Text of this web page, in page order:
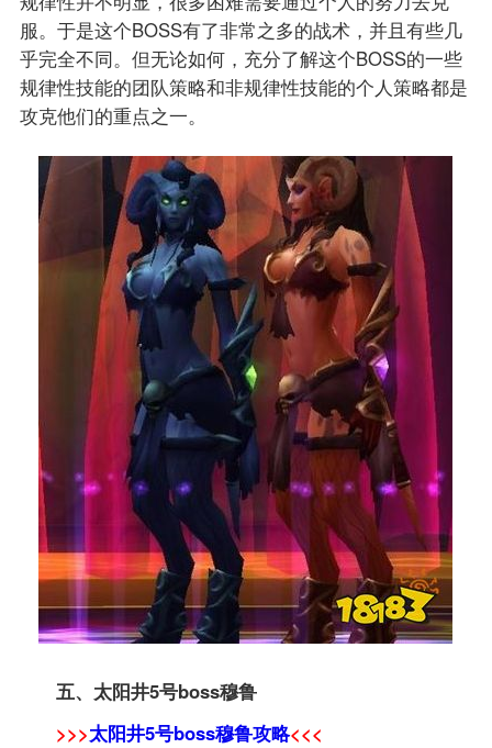
服。于是这个BOSS有了非常之多的战术，并且有些几
乎完全不同。但无论如何，充分了解这个BOSS的一些
规律性技能的团队策略和非规律性技能的个人策略都是
攻克他们的重点之一。
五、太阳井5号boss穆鲁
>>>太阳井5号boss穆鲁攻略<<<